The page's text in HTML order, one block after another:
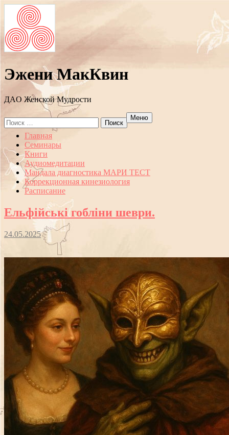
Эжени МакКвин
ДAO Женской Мудрости
Search
for:
Меню
Перейти
содержанию
Главная
Семинары
Книги
Аудиомедитации
Мандала диагностика МАРИ ТЕСТ
Коррекционная кинезиология
Расписание
Ельфійські гобліни шеври.
24.05.2025